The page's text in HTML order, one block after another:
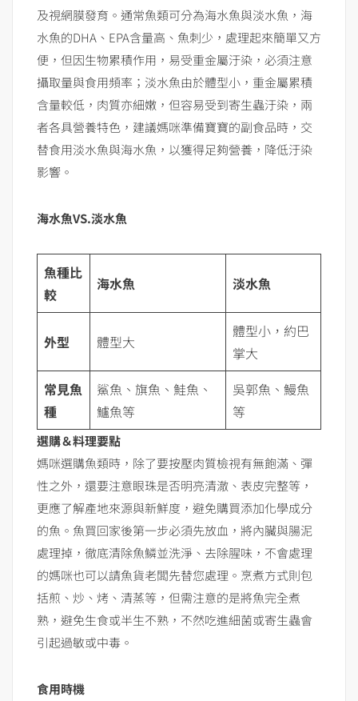
及視網膜發育。通常魚類可分為海水魚與淡水魚，海
水魚的DHA、EPA含量高、魚刺少，處理起來簡單又方
便，但因生物累積作用，易受重金屬汙染，必須注意
攝取量與食用頻率；淡水魚由於體型小，重金屬累積
含量較低，肉質亦細嫩，但容易受到寄生蟲汙染，兩
者各具營養特色，建議媽咪準備寶寶的副食品時，交
替食用淡水魚與海水魚，以獲得足夠營養，降低汙染
影響。
海水魚VS.淡水魚
魚種比
較
海水魚 淡水魚
外型 體型大
體型小，約巴
掌大
常見魚
種
鯊魚、旗魚、鮭魚、
鱸魚等
吳郭魚、鰻魚
等
選購＆料理要點
媽咪選購魚類時，除了要按壓肉質檢視有無飽滿、彈
性之外，還要注意眼珠是否明亮清澈、表皮完整等，
更應了解產地來源與新鮮度，避免購買添加化學成分
的魚。魚買回家後第一步必須先放血，將內臟與腸泥
處理掉，徹底清除魚鱗並洗淨、去除腥味，不會處理
的媽咪也可以請魚貨老闆先替您處理。烹煮方式則包
括煎、炒、烤、清蒸等，但需注意的是將魚完全煮
熟，避免生食或半生不熟，不然吃進細菌或寄生蟲會
引起過敏或中毒。
食用時機